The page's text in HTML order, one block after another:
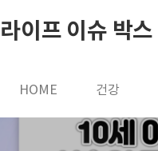
라이프 이슈 박스
HOME 건강